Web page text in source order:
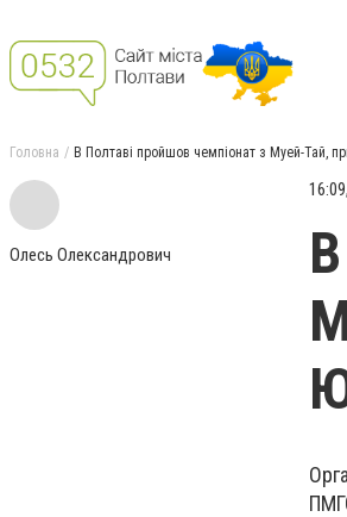
Головна В Полтаві пройшов чемпіонат з Муей-Тай,
Олесь Олександрович